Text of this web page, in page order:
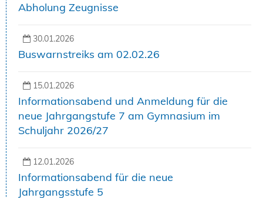
Abholung Zeugnisse
30.01.2026
Buswarnstreiks am 02.02.26
15.01.2026
Informationsabend und Anmeldung für die
neue Jahrgangstufe 7 am Gymnasium im
Schuljahr 2026/27
12.01.2026
Informationsabend für die neue
Jahrgangsstufe 5